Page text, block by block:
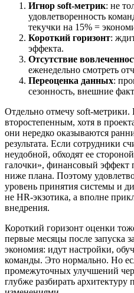
Игнор soft-метрик: не
удовлетворенность
текучки на 15% =
Короткий горизонт:
эффекта.
Отсутствие
еженедельно смотреть
Переоценка данных:
сезонность, внешние
Отдельно отмечу soft-метрики.
второстепенным, хотя в
они нередко оказываются
результата. Если сотрудники
неудобной, обходят ее
галочки», финансовый эффект
ниже плана. Поэтому
уровень принятия системы и
не HR-экзотика, а вполне
внедрения.
Короткий горизонт оценки
первые месяцы после запуска
экономия: идут настройки,
команды. Это нормально. Но
промежуточных улучшений
глубже разбирать архитектуру